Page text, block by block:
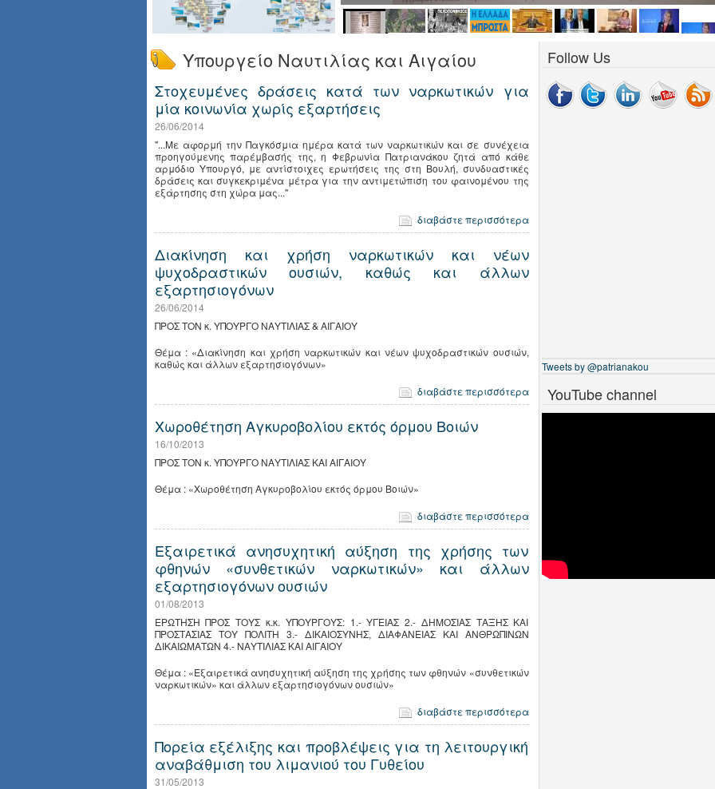
Υπουργείο Ναυτιλίας και Αιγαίου
Στοχευμένες δράσεις κατά των ναρκωτικών για
μία κοινωνία χωρίς εξαρτήσεις
26/06/2014
"...Με αφορμή την Παγκόσμια ημέρα κατά των ναρκωτικών και σε συνέχεια
προηγούμενης παρέμβασής της, η Φεβρωνία Πατριανάκου ζητά από κάθε
αρμόδιο Υπουργό, με αντίστοιχες ερωτήσεις της στη Βουλή, συνδυαστικές
δράσεις και συγκεκριμένα μέτρα για την αντιμετώπιση του φαινομένου της
εξάρτησης στη χώρα μας..."
διαβάστε περισσότερα
Διακίνηση και χρήση ναρκωτικών και νέων
ψυχοδραστικών ουσιών, καθώς και άλλων
εξαρτησιογόνων
26/06/2014
ΠΡΟΣ ΤΟΝ κ. ΥΠΟΥΡΓΟ ΝΑΥΤΙΛΙΑΣ & ΑΙΓΑΙΟΥ
Θέμα : «Διακίνηση και χρήση ναρκωτικών και νέων ψυχοδραστικών ουσιών,
καθώς και άλλων εξαρτησιογόνων»
διαβάστε περισσότερα
Χωροθέτηση Αγκυροβολίου εκτός όρμου Βοιών
16/10/2013
ΠΡΟΣ ΤΟΝ κ. ΥΠΟΥΡΓΟ ΝΑΥΤΙΛΙΑΣ ΚΑΙ ΑΙΓΑΙΟΥ
Θέμα : «Χωροθέτηση Αγκυροβολίου εκτός όρμου Βοιών»
διαβάστε περισσότερα
Εξαιρετικά ανησυχητική αύξηση της χρήσης των
φθηνών «συνθετικών ναρκωτικών» και άλλων
εξαρτησιογόνων ουσιών
01/08/2013
ΕΡΩΤΗΣΗ ΠΡΟΣ ΤΟΥΣ κ.κ. ΥΠΟΥΡΓΟΥΣ: 1.- ΥΓΕΙΑΣ 2.- ΔΗΜΟΣΙΑΣ ΤΑΞΗΣ ΚΑΙ
ΠΡΟΣΤΑΣΙΑΣ ΤΟΥ ΠΟΛΙΤΗ 3.- ΔΙΚΑΙΟΣΥΝΗΣ, ΔΙΑΦΑΝΕΙΑΣ ΚΑΙ ΑΝΘΡΩΠΙΝΩΝ
ΔΙΚΑΙΩΜΑΤΩΝ 4.- ΝΑΥΤΙΛΙΑΣ ΚΑΙ ΑΙΓΑΙΟΥ
Θέμα : «Εξαιρετικά ανησυχητική αύξηση της χρήσης των φθηνών «συνθετικών
ναρκωτικών» και άλλων εξαρτησιογόνων ουσιών»
διαβάστε περισσότερα
Πορεία εξέλιξης και προβλέψεις για τη λειτουργική
αναβάθμιση του λιμανιού του Γυθείου
31/05/2013
Follow Us
Tweets by @patrianakou
YouTube channel